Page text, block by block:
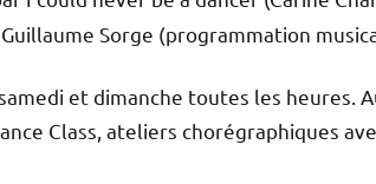
Sorge (programmation
et dimanche toutes les heures.
Class, ateliers chorégraphiques